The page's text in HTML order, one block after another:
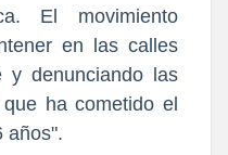
El movimiento
en las calles
y denunciando las
ha cometido el
años".